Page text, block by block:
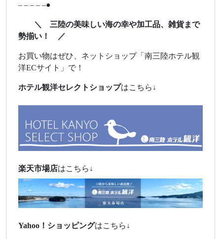
– – – – –●
＼ 三陸の美味しい海の幸や加工品、雑貨まで
勢揃い！ ／
お買い物はぜひ、ネットショップ「南三陸ホテル観
洋ECサイト」で！
ホテル観洋セレクトショップはこちら↓
楽天市場店はこちら↓
Yahoo！ ショッピングはこちら↓